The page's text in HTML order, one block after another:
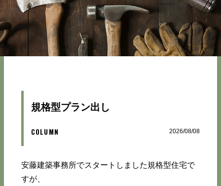
規格型プラン出し
COLUMN 2026/08/08
安藤建築事務所でスタートしました規格型住宅で
すが、